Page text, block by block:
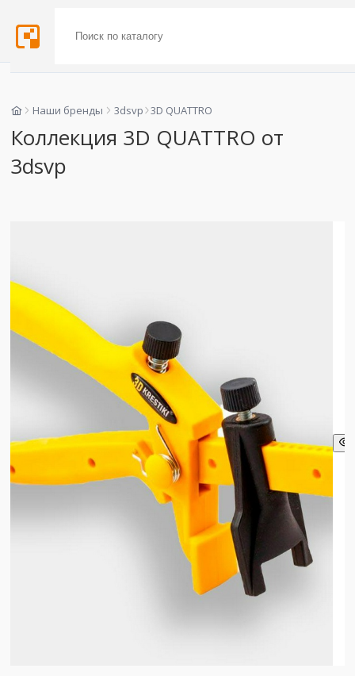
Наши бренды 3dsvp 3D QUATTRO
Коллекция 3D QUATTRO от
3dsvp